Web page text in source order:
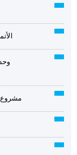
الأتمتة 1: التحكم في
مشروع